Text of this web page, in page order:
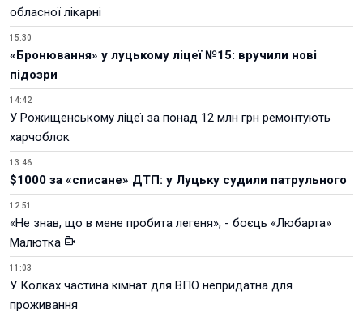
обласної лікарні
15:30
«Бронювання» у луцькому ліцеї №15: вручили нові
підозри
14:42
У Рожищенському ліцеї за понад 12 млн грн ремонтують
харчоблок
13:46
$1000 за «списане» ДТП: у Луцьку судили патрульного
12:51
«Не знав, що в мене пробита легеня», - боєць «Любарта»
Малютка
11:03
У Колках частина кімнат для ВПО непридатна для
проживання